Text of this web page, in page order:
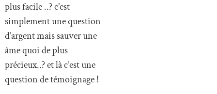
plus facile ..? c’est
simplement une question
d’argent mais sauver une
âme quoi de plus
précieux..? et là c’est une
question de témoignage !